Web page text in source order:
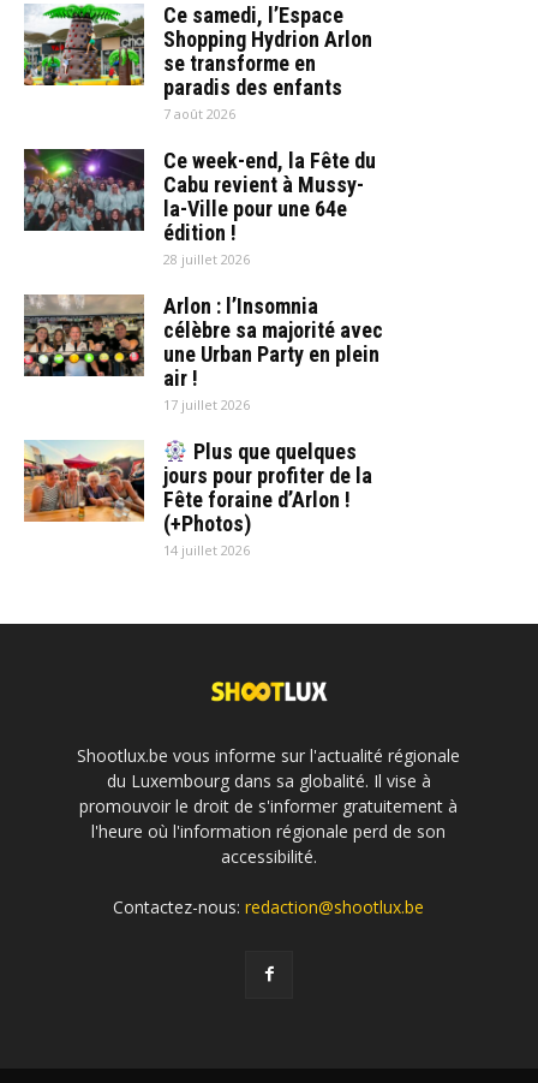
Ce samedi, l’Espace
Shopping Hydrion Arlon
se transforme en
paradis des enfants
7 août 2026
Ce week-end, la Fête du
Cabu revient à Mussy-
la-Ville pour une 64e
édition !
28 juillet 2026
Arlon : l’Insomnia
célèbre sa majorité avec
une Urban Party en plein
air !
17 juillet 2026
Plus que quelques
jours pour profiter de la
Fête foraine d’Arlon !
(+Photos)
14 juillet 2026
Shootlux.be vous informe sur l'actualité régionale
du Luxembourg dans sa globalité. Il vise à
promouvoir le droit de s'informer gratuitement à
l'heure où l'information régionale perd de son
accessibilité.
Contactez-nous:redaction@shootlux.be